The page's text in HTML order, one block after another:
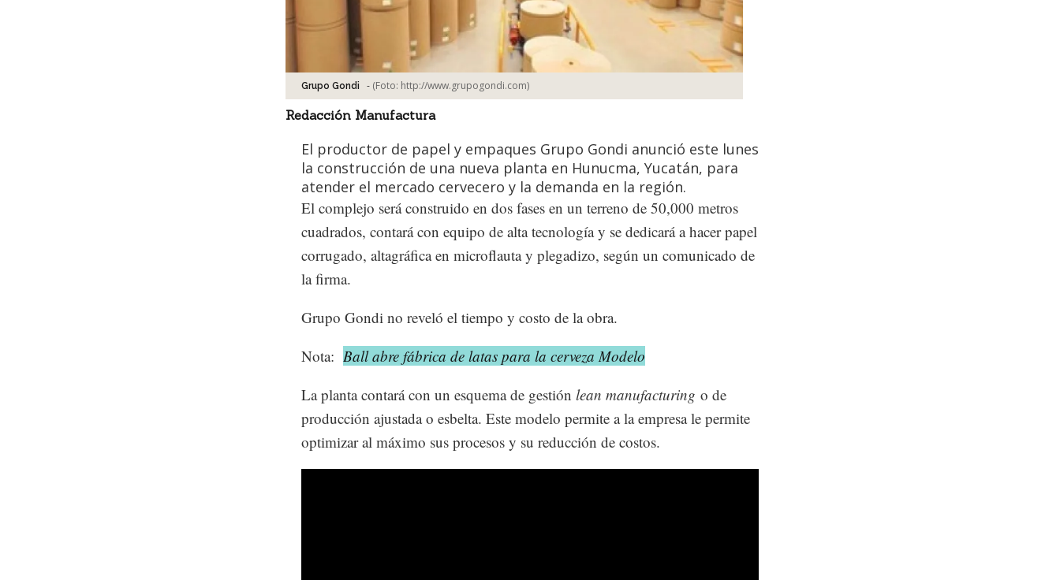
Grupo Gondi - (Foto: http://www.grupogondi.com)
Redacción Manufactura
El productor de papel y empaques Grupo Gondi anunció este lunes
la construcción de una nueva planta en Hunucma, Yucatán, para
atender el mercado cervecero y la demanda en la región.
El complejo será construido en dos fases en un terreno de 50,000 metros
cuadrados, contará con equipo de alta tecnología y se dedicará a hacer papel
corrugado, altagráfica en microflauta y plegadizo, según un comunicado de
la firma.
Grupo Gondi no reveló el tiempo y costo de la obra.
Nota: Ball abre fábrica de latas para la cerveza Modelo
La planta contará con un esquema de gestión lean manufacturing o de
producción ajustada o esbelta. Este modelo permite a la empresa le permite
optimizar al máximo sus procesos y su reducción de costos.